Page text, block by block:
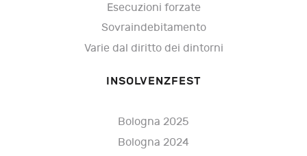
Esecuzioni forzate
Sovraindebitamento
Varie dal diritto dei dintorni
INSOLVENZFEST
Bologna 2025
Bologna 2024